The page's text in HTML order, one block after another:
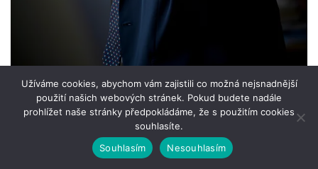
Užíváme cookies, abychom vám zajistili co možná nejsnadnější
použití našich webových stránek. Pokud budete nadále
prohlížet naše stránky předpokládáme, že s použitím cookies
souhlasíte.
Souhlasím
Nesouhlasím